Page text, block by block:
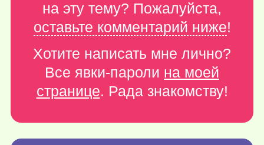
на эту тему? Пожалуйста,
оставьте комментарий ниже!
Хотите написать мне лично?
Все явки-пароли на моей
странице. Рада знакомству!